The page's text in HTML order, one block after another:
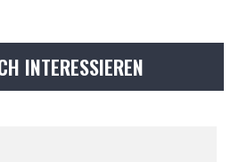
INTERESSIEREN